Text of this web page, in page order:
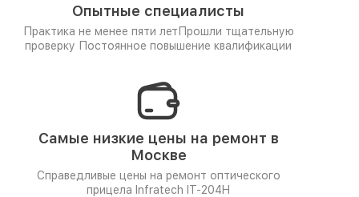
Опытные специалисты
Практика не менее пяти лет Прошли тщательную
проверку Постоянное повышение квалификации
Самые низкие цены на ремонт в
Москве
Справедливые цены на ремонт оптического
прицела Infratech IT-204H